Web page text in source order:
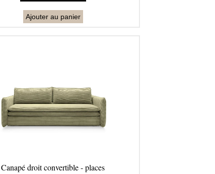
Ajouter au panier
Canapé droit convertible - places